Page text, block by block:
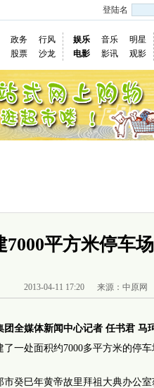
登陆名
政务
行风
股票 沙龙
娱乐 音乐
明星
电影
影讯 观影
平方米停车
2013-04-11 17:20 来源：中原网
全媒体新闻中心记者 任书君 马
一处面积约7000多平方米的停
巳年黄帝故里拜祖大典办公室